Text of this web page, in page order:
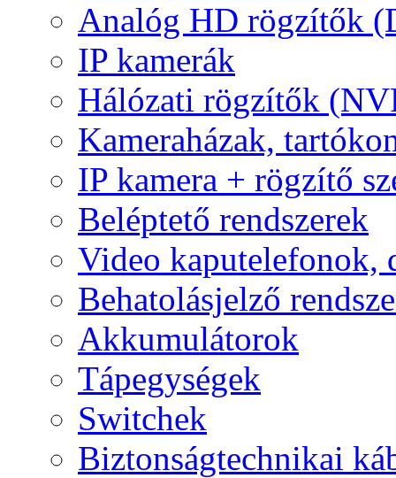
Analóg HD rögzítők
IP kamerák
Hálózati rögzítők
Kameraházak,
IP kamera + rögzítő
Beléptető rendszerek
Video kaputelefonok,
Behatolásjelző
Akkumulátorok
Tápegységek
Switchek
Biztonságtechnikai